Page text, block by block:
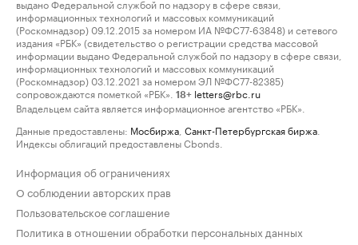
выдано Федеральной службой по надзору в сфере связи,
информационных технологий и массовых коммуникаций
(Роскомнадзор) 09.12.2015 за номером ИА №ФС77-63848) и сетевого
издания «РБК» (свидетельство о регистрации средства массовой
информации выдано Федеральной службой по надзору в сфере связи,
информационных технологий и массовых коммуникаций
(Роскомнадзор) 03.12.2021 за номером ЭЛ №ФС77-82385)
сопровождаются пометкой «РБК».
18+ letters@rbc.ru
Владельцем сайта является информационное агентство «РБК».
Данные предоставлены: Мосбиржа Санкт-Петербургская биржа
Индексы облигаций предоставлены Cbonds.
Информация об ограничениях
О соблюдении авторских прав
Пользовательское соглашение
Политика в отношении обработки персональных данных